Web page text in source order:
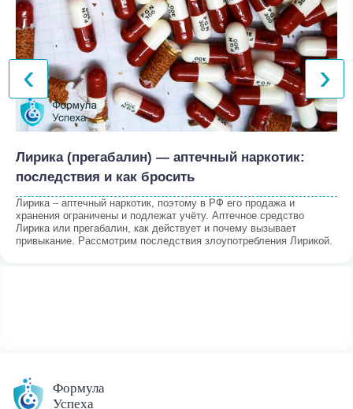
Лирика (прегабалин) — аптечный наркотик:
последствия и как бросить
Лирика – аптечный наркотик, поэтому в РФ его продажа и
хранения ограничены и подлежат учёту. Аптечное средство
Лирика или прегабалин, как действует и почему вызывает
привыкание. Рассмотрим последствия злоупотребления Лирикой.
‹ ›